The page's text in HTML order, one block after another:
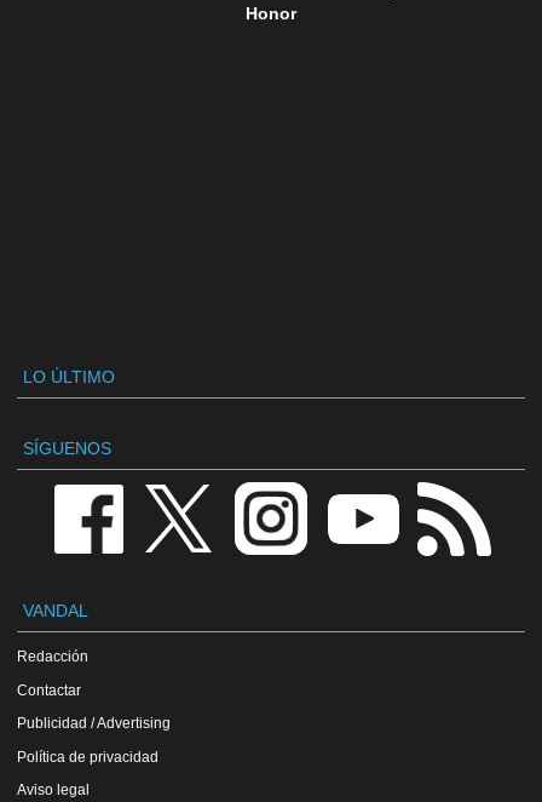
Honor
LO ÚLTIMO
SÍGUENOS
VANDAL
Redacción
Contactar
Publicidad / Advertising
Política de privacidad
Aviso legal